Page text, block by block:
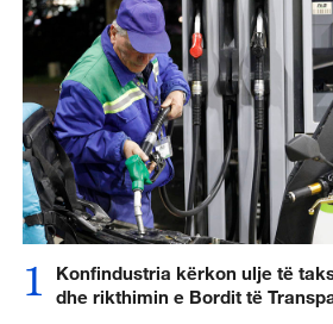
1
Konfindustria kërkon ulje të
dhe rikthimin e Bordit të